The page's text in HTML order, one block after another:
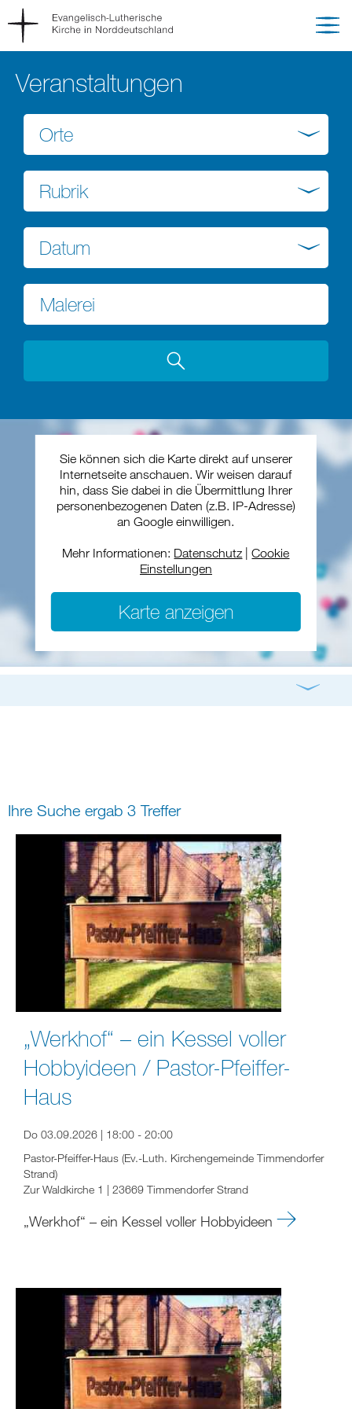
Veranstaltungen
Orte
Rubrik
Datum
Sie können sich die Karte direkt auf unserer
Internetseite anschauen. Wir weisen darauf
hin, dass Sie dabei in die Übermittlung Ihrer
personenbezogenen Daten (z.B. IP-Adresse)
an Google einwilligen.
Mehr Informationen: Datenschutz |Cookie
Einstellungen
Karte anzeigen
digital und in Präsenz rein digital
Ihre Suche ergab 3 Treffer
„Werkhof“ – ein Kessel voller
Hobbyideen / Pastor-Pfeiffer-
Haus
Do 03.09.2026 | 18:00 - 20:00
Pastor-Pfeiffer-Haus (Ev.-Luth. Kirchengemeinde Timmendorfer
Strand)
Zur Waldkirche 1 | 23669 Timmendorfer Strand
„Werkhof“ – ein Kessel voller Hobbyideen